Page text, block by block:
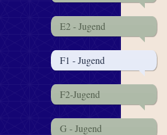
E2 - Jugend
F1 - Jugend
F2-Jugend
G - Jugend